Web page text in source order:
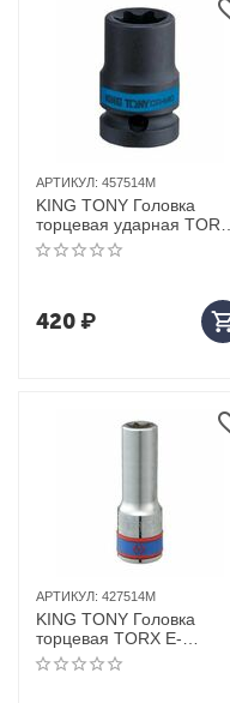
АРТИКУЛ: 457514M
KING TONY Головка
торцевая ударная TORX
Е-стандарт 1/2", E14, L =
38 мм
420₽
АРТИКУЛ: 427514M
KING TONY Головка
торцевая TORX Е-
стандарт 1/2", E14, L = 77
мм